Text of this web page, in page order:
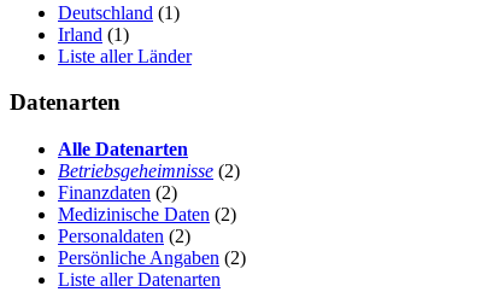
Deutschland (1)
Irland (1)
Liste aller Länder
Datenarten
Alle Datenarten
Betriebsgeheimnisse (2)
Finanzdaten (2)
Medizinische Daten (2)
Personaldaten (2)
Persönliche Angaben (2)
Liste aller Datenarten